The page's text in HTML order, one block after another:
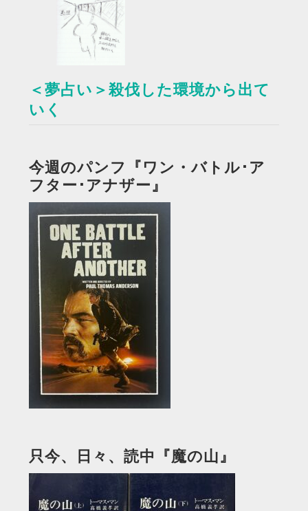
＜夢占い＞殺伐した環境から出て
いく
今週のパンフ『ワン・バトル･ア
フター･アナザー』
只今、日々、読中『魔の山』